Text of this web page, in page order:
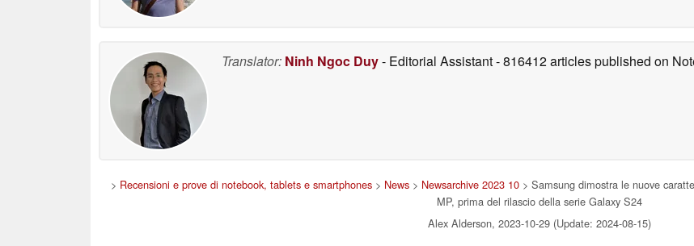
Translator: Ninh Ngoc Duy- Editorial Assistant- 816412 articles published on
> Recensioni e prove di notebook, tablets e smartphones > News > Newsarchive 2023 10 > Samsung dimostra le nuove
MP, prima del rilascio della serie Galaxy S24
Alex Alderson, 2023-10-29 (Update: 2024-08-15)